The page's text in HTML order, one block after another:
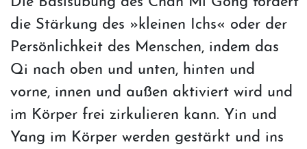
die Stärkung des »kleinen Ichs« oder der
Persönlichkeit des Menschen, indem das
Qi nach oben und unten, hinten und
vorne, innen und außen aktiviert wird und
im Körper frei zirkulieren kann. Yin und
Yang im Körper werden gestärkt und ins